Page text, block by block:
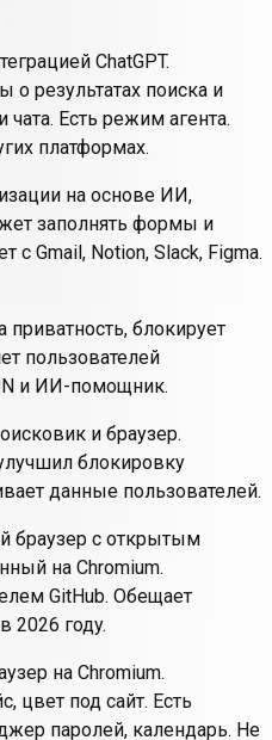
ChatGPT.
о результатах поиска и
чата. Есть режим агента.
платформах.
на основе ИИ,
заполнять формы и
с Gmail, Notion, Slack, Figma.
блокирует
пользователей
и ИИ-помощник.
и браузер.
блокировку
данные пользователей.
браузер с открытым
на Chromium.
GitHub. Обещает
2026 году.
на Chromium.
цвет под сайт. Есть
паролей, календарь. Не